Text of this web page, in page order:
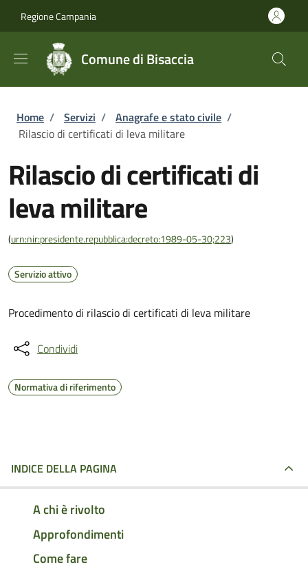
Regione Campania
Comune di Bisaccia
Briciole di pane
Home / Servizi / Anagrafe e stato civile /
Rilascio di certificati di leva militare
Rilascio di certificati di
leva militare
(urn:nir:presidente.repubblica:decreto:1989-05-30;223)
Servizio attivo
Procedimento di rilascio di certificati di leva militare
Condividi
Normativa di riferimento
INDICE DELLA PAGINA
A chi è rivolto
Approfondimenti
Come fare